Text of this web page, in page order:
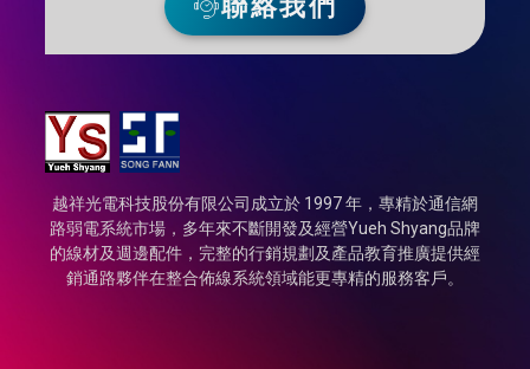
聯絡我們
越祥光電科技股份有限公司成立於 1997 年，專精於通信網
路弱電系統市場，多年來不斷開發及經營Yueh Shyang品牌
的線材及週邊配件，完整的行銷規劃及產品教育推廣提供經
銷通路夥伴在整合佈線系統領域能更專精的服務客戶。